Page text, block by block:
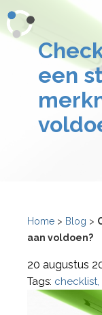
een
Home > Blog >
aan voldoen?
20 augustus
Tags: checklist